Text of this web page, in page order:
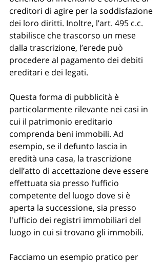
creditori di agire per la soddisfazione
dei loro diritti. Inoltre, l’art. 495 c.c.
stabilisce che trascorso un mese
dalla trascrizione, l’erede può
procedere al pagamento dei debiti
ereditari e dei legati.
Questa forma di pubblicità è
particolarmente rilevante nei casi in
cui il patrimonio ereditario
comprenda beni immobili. Ad
esempio, se il defunto lascia in
eredità una casa, la trascrizione
dell’atto di accettazione deve essere
effettuata sia presso l’ufficio
competente del luogo dove si è
aperta la successione, sia presso
l'ufficio dei registri immobiliari del
luogo in cui si trovano gli immobili.
Facciamo un esempio pratico per